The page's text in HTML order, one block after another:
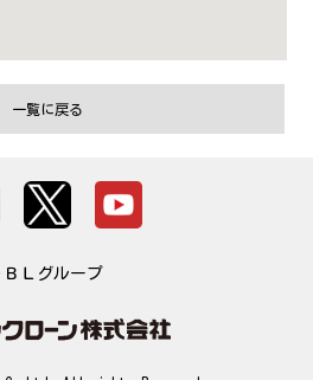
一覧に戻る
ＢＬグループ